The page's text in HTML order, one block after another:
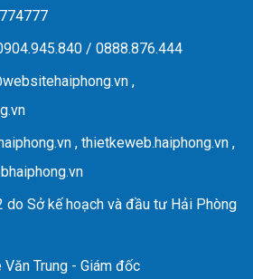
/ 0888.876.444
,
, thietkeweb.haiphong.vn ,
do Sở kế hoạch và đầu tư Hải Phòng
Văn Trung - Giám đốc